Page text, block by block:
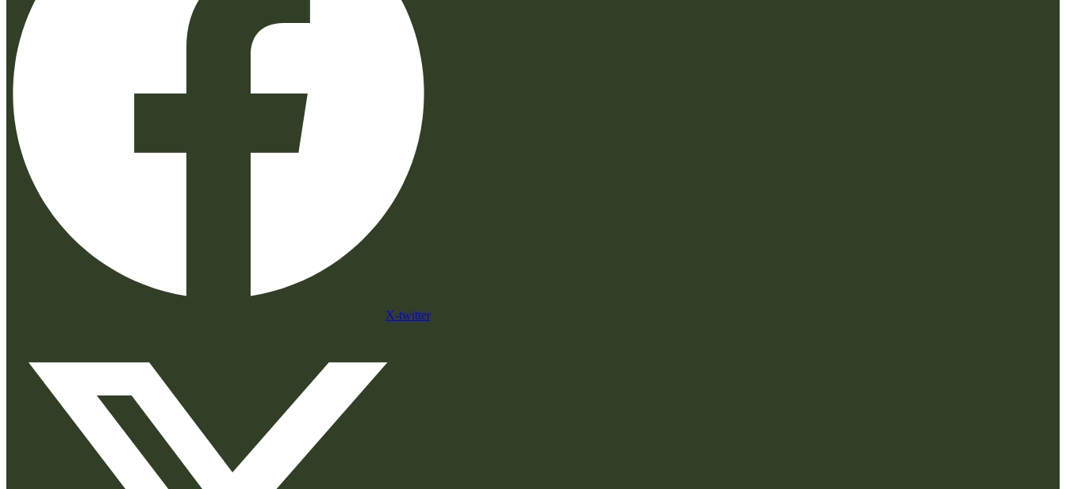
X-twitter